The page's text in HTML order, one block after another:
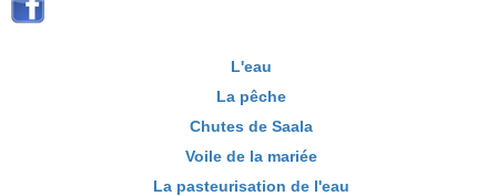
L'eau
La pêche
Chutes de Saala
Voile de la mariée
La pasteurisation de l'eau